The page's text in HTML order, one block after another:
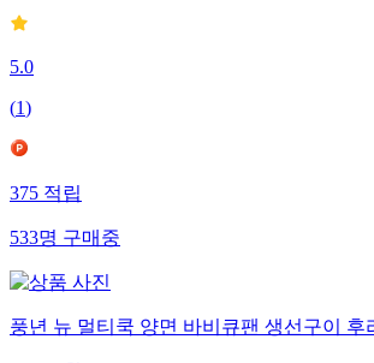
5.0
(1)
375적립
533명구매중
풍년 뉴 멀티쿡 양면 바비큐팬 생선구이 후